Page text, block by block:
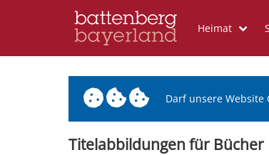
Heimat
Darf unsere
Titelabbildungen für Bücher